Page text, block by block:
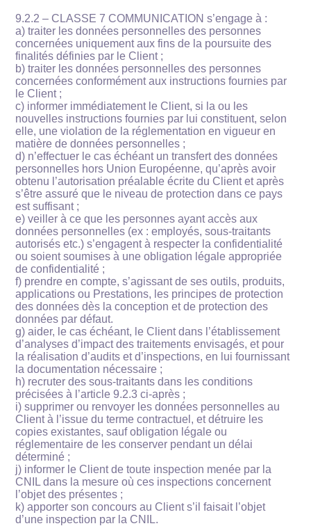
9.2.2 – CLASSE 7 COMMUNICATION s’engage à :
a) traiter les données personnelles des personnes
concernées uniquement aux fins de la poursuite des
finalités définies par le Client ;
b) traiter les données personnelles des personnes
concernées conformément aux instructions fournies par
le Client ;
c) informer immédiatement le Client, si la ou les
nouvelles instructions fournies par lui constituent, selon
elle, une violation de la réglementation en vigueur en
matière de données personnelles ;
d) n’effectuer le cas échéant un transfert des données
personnelles hors Union Européenne, qu’après avoir
obtenu l’autorisation préalable écrite du Client et après
s’être assuré que le niveau de protection dans ce pays
est suffisant ;
e) veiller à ce que les personnes ayant accès aux
données personnelles (ex : employés, sous-traitants
autorisés etc.) s’engagent à respecter la confidentialité
ou soient soumises à une obligation légale appropriée
de confidentialité ;
f) prendre en compte, s’agissant de ses outils, produits,
applications ou Prestations, les principes de protection
des données dès la conception et de protection des
données par défaut.
g) aider, le cas échéant, le Client dans l’établissement
d’analyses d’impact des traitements envisagés, et pour
la réalisation d’audits et d’inspections, en lui fournissant
la documentation nécessaire ;
h) recruter des sous-traitants dans les conditions
précisées à l’article 9.2.3 ci-après ;
i) supprimer ou renvoyer les données personnelles au
Client à l’issue du terme contractuel, et détruire les
copies existantes, sauf obligation légale ou
réglementaire de les conserver pendant un délai
déterminé ;
j) informer le Client de toute inspection menée par la
CNIL dans la mesure où ces inspections concernent
l’objet des présentes ;
k) apporter son concours au Client s’il faisait l’objet
d’une inspection par la CNIL.